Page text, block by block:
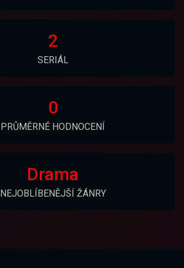
2
SERIÁL
0
PRŮMĚRNÉ HODNOCENÍ
Drama
NEJOBLÍBENĚJŠÍ ŽÁNRY